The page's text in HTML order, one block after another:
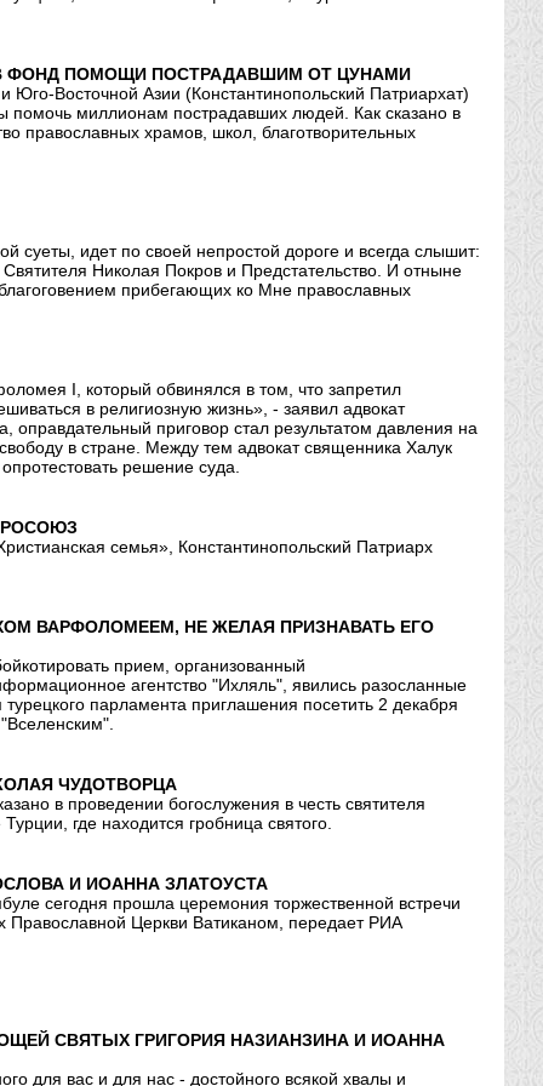
ФОНД ПОМОЩИ ПОСТРАДАВШИМ ОТ ЦУНАМИ
Юго-Восточной Азии (Константинопольский Патриархат)
помочь миллионам пострадавших людей. Как сказано в
православных храмов, школ, благотворительных
идет по своей непростой дороге и всегда слышит:
Николая Покров и Предстательство. И отныне
прибегающих ко Мне православных
I, который обвинялся в том, что запретил
в религиозную жизнь», - заявил адвокат
приговор стал результатом давления на
в стране. Между тем адвокат священника Халук
решение суда.
семья», Константинопольский Патриарх
ВАРФОЛОМЕЕМ, НЕ ЖЕЛАЯ ПРИЗНАВАТЬ ЕГО
прием, организованный
агентство "Ихляль", явились разосланные
парламента приглашения посетить 2 декабря
ЧУДОТВОРЦА
в проведении богослужения в честь святителя
где находится гробница святого.
И ИОАННА ЗЛАТОУСТА
сегодня прошла церемония торжественной встречи
Православной Церкви Ватиканом, передает РИА
СВЯТЫХ ГРИГОРИЯ НАЗИАНЗИНА И ИОАННА
для вас и для нас - достойного всякой хвалы и